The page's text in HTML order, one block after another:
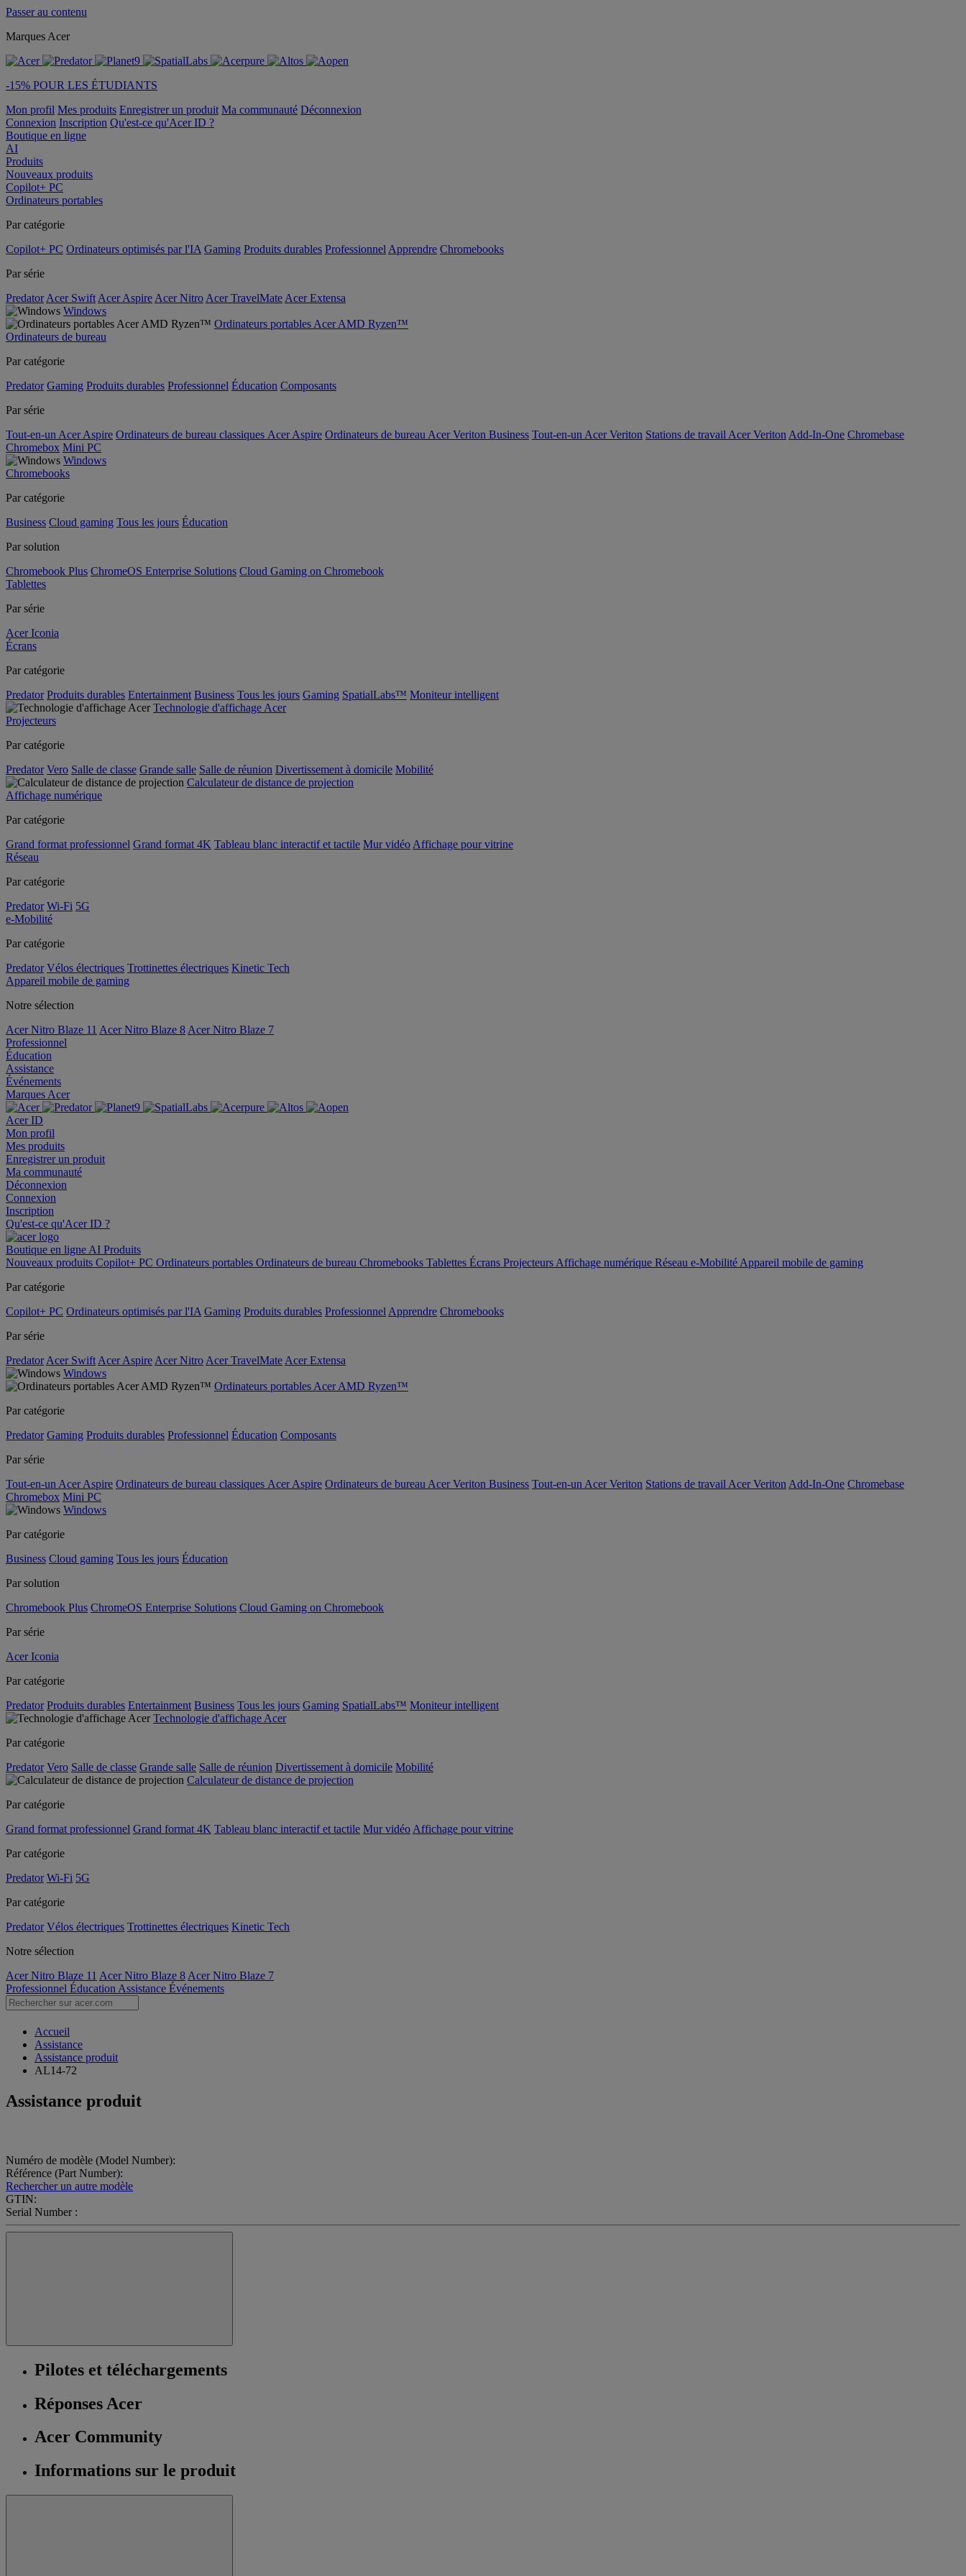
Passer au contenu
Marques Acer
-15% POUR LES ÉTUDIANTS
Mon profil Mes produits Enregistrer un produit Ma communauté Déconnexion
Connexion Inscription Qu'est-ce qu'Acer ID ?
Boutique en ligne
AI
Produits
Nouveaux produits
Copilot+ PC
Ordinateurs portables
Par catégorie
Copilot+ PC Ordinateurs optimisés par l'IA Gaming Produits durables Professionnel Apprendre Chromebooks
Par série
Predator Acer Swift Acer Aspire Acer Nitro Acer TravelMate Acer Extensa
Windows
Ordinateurs portables Acer AMD Ryzen™
Ordinateurs de bureau
Par catégorie
Predator Gaming Produits durables Professionnel Éducation Composants
Par série
Tout-en-un Acer Aspire Ordinateurs de bureau classiques Acer Aspire Ordinateurs de bureau Acer Veriton Business Tout-en-un Acer Veriton Stations de travail Acer Veriton Add-In-One Chromebase
Chromebox Mini PC
Windows
Chromebooks
Par catégorie
Business Cloud gaming Tous les jours Éducation
Par solution
Chromebook Plus ChromeOS Enterprise Solutions Cloud Gaming on Chromebook
Tablettes
Par série
Acer Iconia
Écrans
Par catégorie
Predator Produits durables Entertainment Business Tous les jours Gaming SpatialLabs™ Moniteur intelligent
Technologie d'affichage Acer
Projecteurs
Par catégorie
Predator Vero Salle de classe Grande salle Salle de réunion Divertissement à domicile Mobilité
Calculateur de distance de projection
Affichage numérique
Par catégorie
Grand format professionnel Grand format 4K Tableau blanc interactif et tactile Mur vidéo Affichage pour vitrine
Réseau
Par catégorie
Predator Wi-Fi 5G
e-Mobilité
Par catégorie
Predator Vélos électriques Trottinettes électriques Kinetic Tech
Appareil mobile de gaming
Notre sélection
Acer Nitro Blaze 11 Acer Nitro Blaze 8 Acer Nitro Blaze 7
Professionnel
Éducation
Assistance
Événements
Marques Acer
Acer ID
Mon profil
Mes produits
Enregistrer un produit
Ma communauté
Déconnexion
Connexion
Inscription
Qu'est-ce qu'Acer ID ?
Boutique en ligne AI Produits
Nouveaux produits Copilot+ PC Ordinateurs portables Ordinateurs de bureau Chromebooks Tablettes Écrans Projecteurs Affichage numérique Réseau e-Mobilité Appareil mobile de gaming
Par catégorie
Copilot+ PC Ordinateurs optimisés par l'IA Gaming Produits durables Professionnel Apprendre Chromebooks
Par série
Predator Acer Swift Acer Aspire Acer Nitro Acer TravelMate Acer Extensa
Windows
Ordinateurs portables Acer AMD Ryzen™
Par catégorie
Predator Gaming Produits durables Professionnel Éducation Composants
Par série
Tout-en-un Acer Aspire Ordinateurs de bureau classiques Acer Aspire Ordinateurs de bureau Acer Veriton Business Tout-en-un Acer Veriton Stations de travail Acer Veriton Add-In-One Chromebase
Chromebox Mini PC
Windows
Par catégorie
Business Cloud gaming Tous les jours Éducation
Par solution
Chromebook Plus ChromeOS Enterprise Solutions Cloud Gaming on Chromebook
Par série
Acer Iconia
Par catégorie
Predator Produits durables Entertainment Business Tous les jours Gaming SpatialLabs™ Moniteur intelligent
Technologie d'affichage Acer
Par catégorie
Predator Vero Salle de classe Grande salle Salle de réunion Divertissement à domicile Mobilité
Calculateur de distance de projection
Par catégorie
Grand format professionnel Grand format 4K Tableau blanc interactif et tactile Mur vidéo Affichage pour vitrine
Par catégorie
Predator Wi-Fi 5G
Par catégorie
Predator Vélos électriques Trottinettes électriques Kinetic Tech
Notre sélection
Acer Nitro Blaze 11 Acer Nitro Blaze 8 Acer Nitro Blaze 7
Professionnel Éducation Assistance Événements
Accueil
Assistance
Assistance produit
AL14-72
Assistance produit
Numéro de modèle (Model Number):
Référence (Part Number):
Rechercher un autre modèle
GTIN:
Serial Number :
Pilotes et téléchargements
Réponses Acer
Acer Community
Informations sur le produit